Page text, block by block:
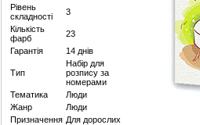
Рівень
складності
3
Кількість
фарб
23
Гарантія
14 днів
Тип
Набір для
розпису за
номерами
Тематика
Люди
Жанр
Люди
Призначення Для дорослих